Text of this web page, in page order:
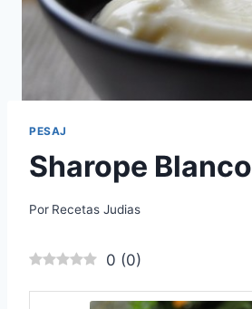
PESAJ
Sharope Blanco
Por Recetas Judias
0 (0)